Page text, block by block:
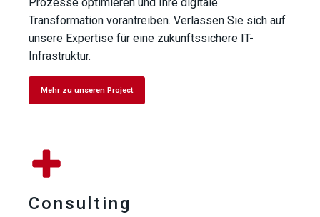
Transformation vorantreiben. Verlassen Sie sich auf
unsere Expertise für eine zukunftssichere IT-
Infrastruktur.
Mehr zu unseren Project
Consulting